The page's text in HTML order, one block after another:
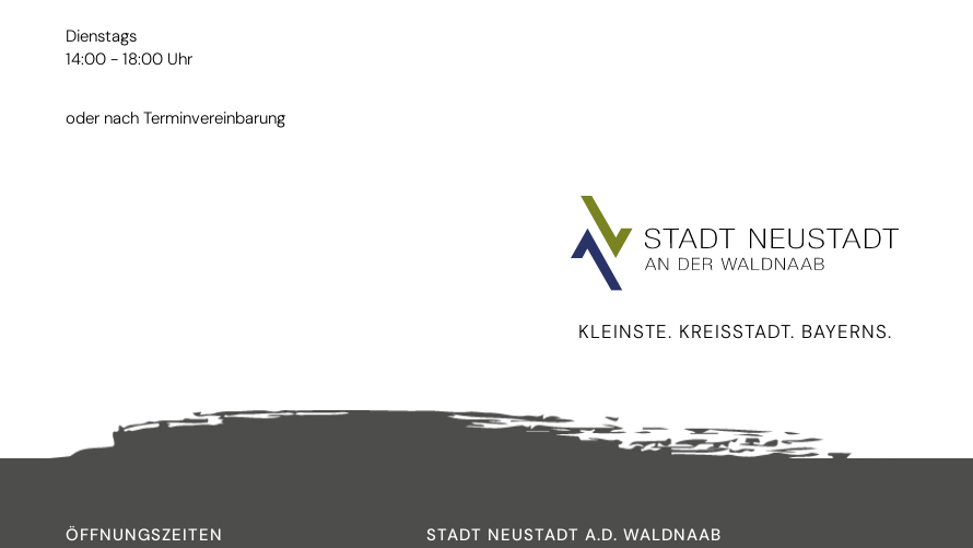
Dienstags
14:00 - 18:00 Uhr
oder nach Terminvereinbarung
KLEINSTE. KREISSTADT. BAYERNS.
ÖFFNUNGSZEITEN STADT NEUSTADT A.D. WALDNAAB